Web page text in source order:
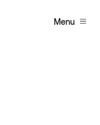
Menu